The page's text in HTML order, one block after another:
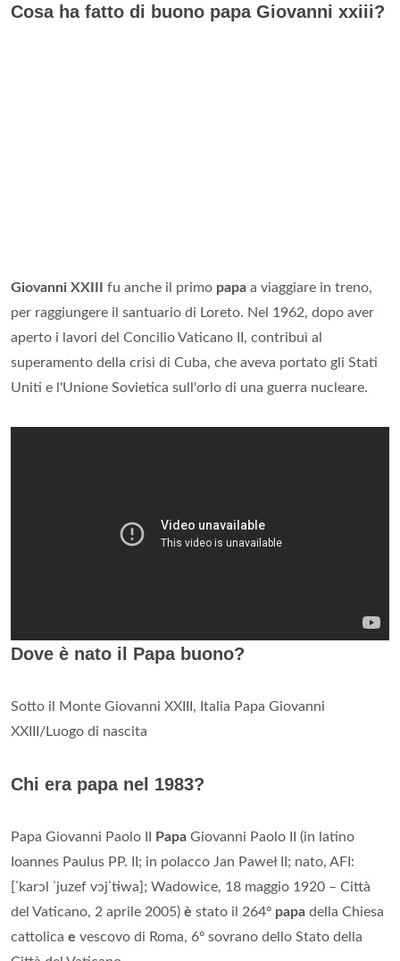
Cosa ha fatto di buono papa Giovanni xxiii?
Giovanni XXIII fu anche il primo papa a viaggiare in treno,
per raggiungere il santuario di Loreto. Nel 1962, dopo aver
aperto i lavori del Concilio Vaticano II, contribuì al
superamento della crisi di Cuba, che aveva portato gli Stati
Uniti e l'Unione Sovietica sull'orlo di una guerra nucleare.
Dove è nato il Papa buono?
Sotto il Monte Giovanni XXIII, Italia Papa Giovanni
XXIII/Luogo di nascita
Chi era papa nel 1983?
Papa Giovanni Paolo II Papa Giovanni Paolo II (in latino
Ioannes Paulus PP. II; in polacco Jan Paweł II; nato, AFI:
[ˈkarɔl ˈjuzef vɔjˈtɨwa]; Wadowice, 18 maggio 1920 – Città
del Vaticano, 2 aprile 2005) è stato il 264º papa della Chiesa
cattolica e vescovo di Roma, 6º sovrano dello Stato della